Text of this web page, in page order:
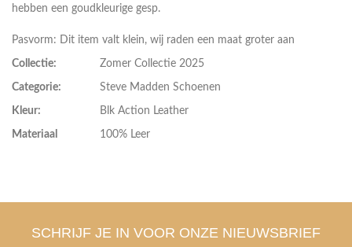
hebben een goudkleurige gesp.
Pasvorm: Dit item valt klein, wij raden een maat groter aan
Collectie: Zomer Collectie 2025
Categorie: Steve Madden Schoenen
Kleur: Blk Action Leather
Materiaal 100% Leer
SCHRIJF JE IN VOOR ONZE NIEUWSBRIEF